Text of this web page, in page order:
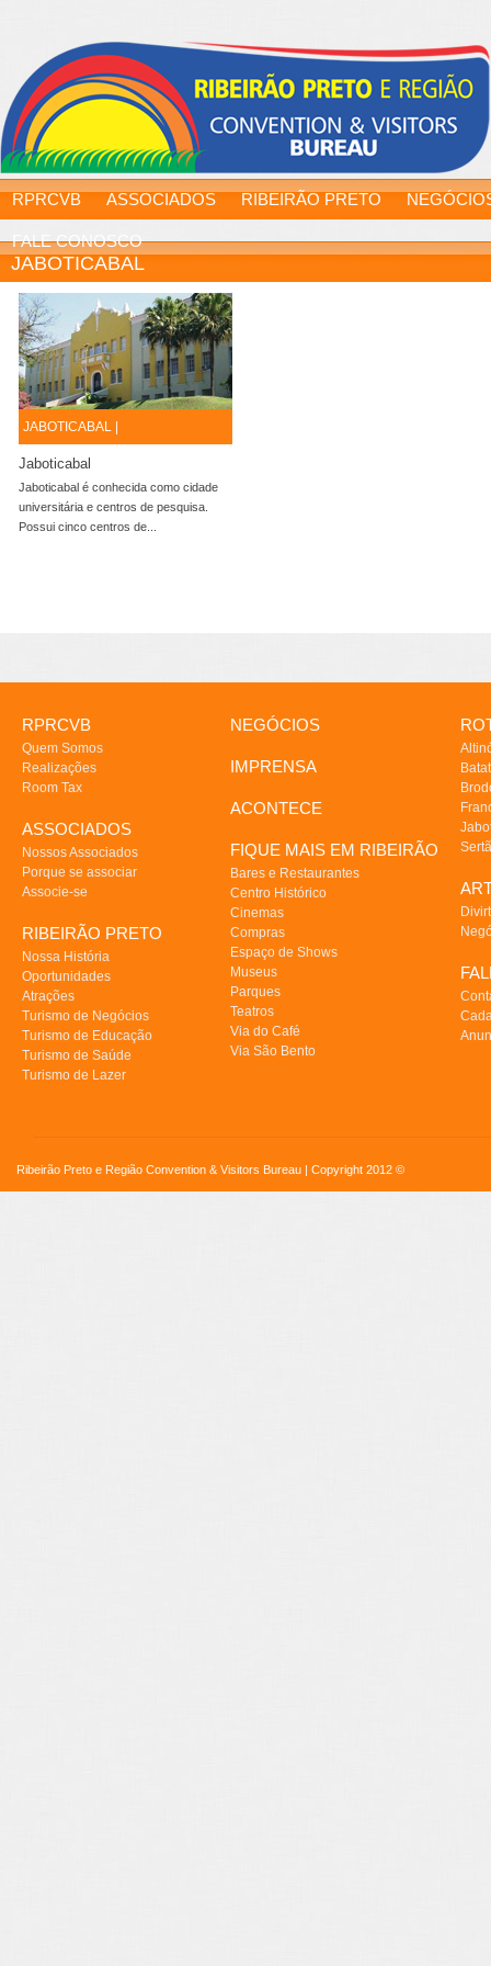
RPRCVB ASSOCIADOS RIBEIRÃO PRETO
FALE CONOSCO
JABOTICABAL
JABOTICABAL |
Jaboticabal
Jaboticabal é conhecida como cidade
universitária e centros de pesquisa.
Possui cinco centros de...
RPRCVB
Quem Somos
Realizações
Room Tax
ASSOCIADOS
Nossos Associados
Porque se associar
Associe-se
RIBEIRÃO PRETO
Nossa História
Oportunidades
Atrações
Turismo de Negócios
Turismo de Educação
Turismo de Saúde
Turismo de Lazer
NEGÓCIOS
IMPRENSA
ACONTECE
FIQUE MAIS EM RIBEIRÃO
Bares e Restaurantes
Centro Histórico
Cinemas
Compras
Espaço de Shows
Museus
Parques
Teatros
Via do Café
Via São Bento
Ribeirão Preto e Região Convention & Visitors Bureau | Copyright 2012 ©